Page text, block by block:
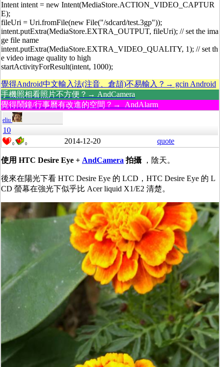
Intent intent = new Intent(MediaStore.ACTION_VIDEO_CAPTUR
E);
fileUri = Uri.fromFile(new File("/sdcard/test.3gp"));
intent.putExtra(MediaStore.EXTRA_OUTPUT, fileUri); // set the ima
ge file name
intent.putExtra(MediaStore.EXTRA_VIDEO_QUALITY, 1); // set th
e video image quality to high
startActivityForResult(intent, 1000);
覺得Android中文輸入法(注音、倉頡)不易輸入？→ gcin Android
手機照相看照片不方便？→ AndCamera
覺得鬧鐘/行事曆有改進的空間？→ AndAlarm
eliu
10
0 0 2014-12-20 quote
使用 HTC Desire Eye + AndCamera 拍攝，陰天。
後來在陽光下看 HTC Desire Eye 的 LCD，HTC Desire Eye 的 L
CD 螢幕在強光下似乎比 Acer liquid X1/E2 清楚。